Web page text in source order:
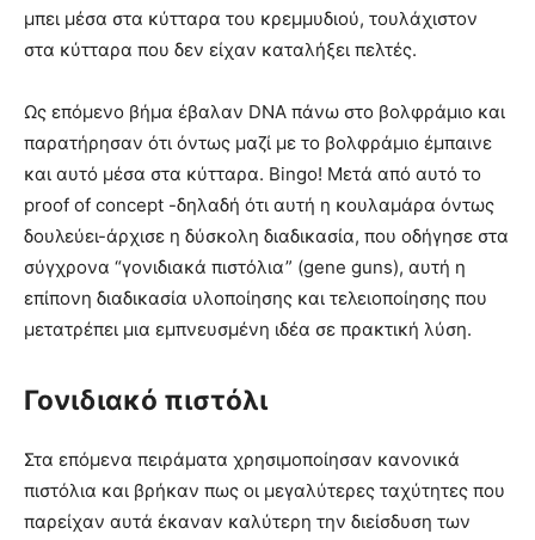
μπει μέσα στα κύτταρα του κρεμμυδιού, τουλάχιστον
στα κύτταρα που δεν είχαν καταλήξει πελτές.
Ως επόμενο βήμα έβαλαν DNA πάνω στο βολφράμιο και
παρατήρησαν ότι όντως μαζί με το βολφράμιο έμπαινε
και αυτό μέσα στα κύτταρα. Bingo! Μετά από αυτό το
proof of concept -δηλαδή ότι αυτή η κουλαμάρα όντως
δουλεύει-άρχισε η δύσκολη διαδικασία, που οδήγησε στα
σύγχρονα “γονιδιακά πιστόλια” (gene guns), αυτή η
επίπονη διαδικασία υλοποίησης και τελειοποίησης που
μετατρέπει μια εμπνευσμένη ιδέα σε πρακτική λύση.
Γονιδιακό πιστόλι
Στα επόμενα πειράματα χρησιμοποίησαν κανονικά
πιστόλια και βρήκαν πως οι μεγαλύτερες ταχύτητες που
παρείχαν αυτά έκαναν καλύτερη την διείσδυση των